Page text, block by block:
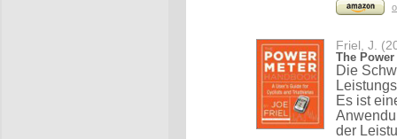
Friel, J.
The
Die
Es ist
der